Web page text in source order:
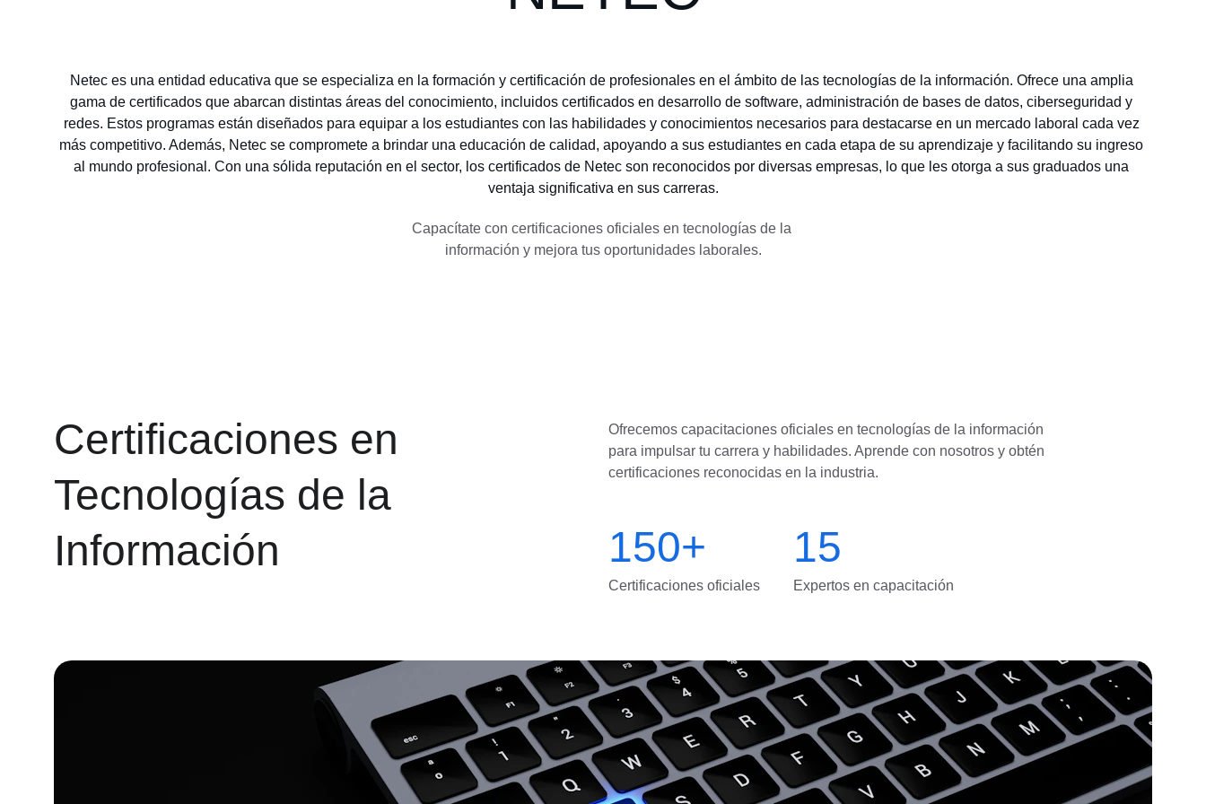
Netec es una entidad educativa que se especializa en la formación y certificación de profesionales en el ámbito de las tecnologías de la información. Ofrece una amplia
gama de certificados que abarcan distintas áreas del conocimiento, incluidos certificados en desarrollo de software, administración de bases de datos, ciberseguridad y
redes. Estos programas están diseñados para equipar a los estudiantes con las habilidades y conocimientos necesarios para destacarse en un mercado laboral cada vez
más competitivo. Además, Netec se compromete a brindar una educación de calidad, apoyando a sus estudiantes en cada etapa de su aprendizaje y facilitando su ingreso
al mundo profesional. Con una sólida reputación en el sector, los certificados de Netec son reconocidos por diversas empresas, lo que les otorga a sus graduados una
ventaja significativa en sus carreras.
Capacítate con certificaciones oficiales en tecnologías de la
información y mejora tus oportunidades laborales.
Certificaciones en
Tecnologías de la
Información
Ofrecemos capacitaciones oficiales en tecnologías de la información
para impulsar tu carrera y habilidades. Aprende con nosotros y obtén
certificaciones reconocidas en la industria.
150+ 15
Expertos en capacitación
Certificaciones oficiales